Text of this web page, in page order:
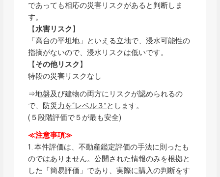
であっても相応の災害リスクがあると判断しま
す。
【水害リスク 】
「高台の平坦地」といえる立地で、浸水可能性の
指摘がないので、浸水リスクは低いです。
【その他リスク 】
特段の災害リスクなし
⇒地盤及び建物の両方にリスクが認められるの
で、 防災力を“レベル３”とします。
(５段階評価で５が最も安全)
≪注意事項≫
1. 本件評価は、不動産鑑定評価の手法に則ったも
のではありません。公開された情報のみを根拠と
した「簡易評価」であり、実際に購入の判断をす